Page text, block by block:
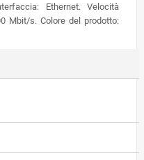
Ethernet. Velocità
Mbit/s. Colore del prodotto: